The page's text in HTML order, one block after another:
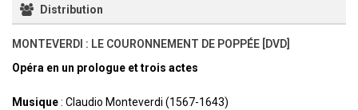
Distribution
MONTEVERDI : LE COURONNEMENT DE POPPÉE [DVD]
Opéra en un prologue et trois actes
Musique: Claudio Monteverdi (1567-1643)